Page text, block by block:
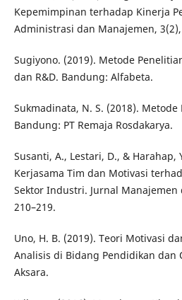
Kepemimpinan terhadap Kinerja
Administrasi dan Manajemen, 3(2),
Sugiyono. (2019). Metode
dan R&D. Bandung: Alfabeta.
Sukmadinata, N. S. (2018).
Bandung: PT Remaja Rosdakarya.
Susanti, A., Lestari, D., & Harahap,
Kerjasama Tim dan Motivasi
Sektor Industri. Jurnal Manajemen
210–219.
Uno, H. B. (2019). Teori Motivasi
Analisis di Bidang Pendidikan dan
Aksara.